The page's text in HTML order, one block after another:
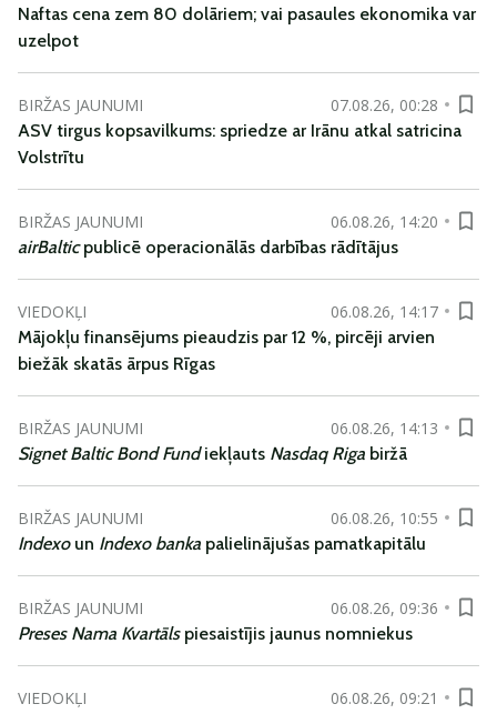
Naftas cena zem 80 dolāriem; vai pasaules ekonomika var
uzelpot
BIRŽAS JAUNUMI
07.08.26, 00:28
ASV tirgus kopsavilkums: spriedze ar Irānu atkal satricina
Volstrītu
BIRŽAS JAUNUMI
06.08.26, 14:20
airBalticpublicē operacionālās darbības rādītājus
VIEDOKĻI
06.08.26, 14:17
Mājokļu finansējums pieaudzis par 12 %, pircēji arvien
biežāk skatās ārpus Rīgas
BIRŽAS JAUNUMI
06.08.26, 14:13
Signet Baltic Bond Fundiekļauts Nasdaq Riga biržā
BIRŽAS JAUNUMI
06.08.26, 10:55
Indexoun Indexo banka palielinājušas pamatkapitālu
BIRŽAS JAUNUMI
06.08.26, 09:36
Preses Nama Kvartāls piesaistījis jaunus nomniekus
VIEDOKĻI
06.08.26, 09:21